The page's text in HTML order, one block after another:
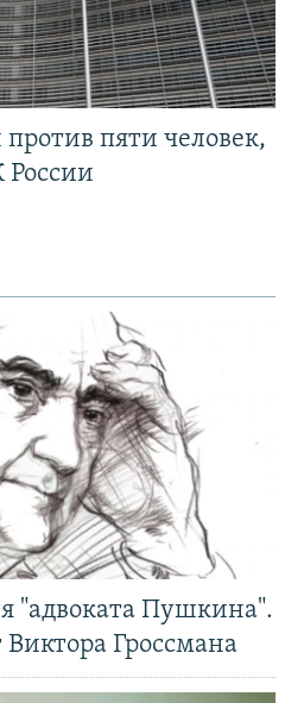
пяти человек,
России
"адвоката Пушкина".
Гроссмана